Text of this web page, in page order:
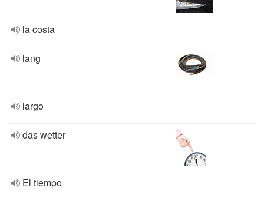
la costa
lang
largo
das wetter
El tiempo